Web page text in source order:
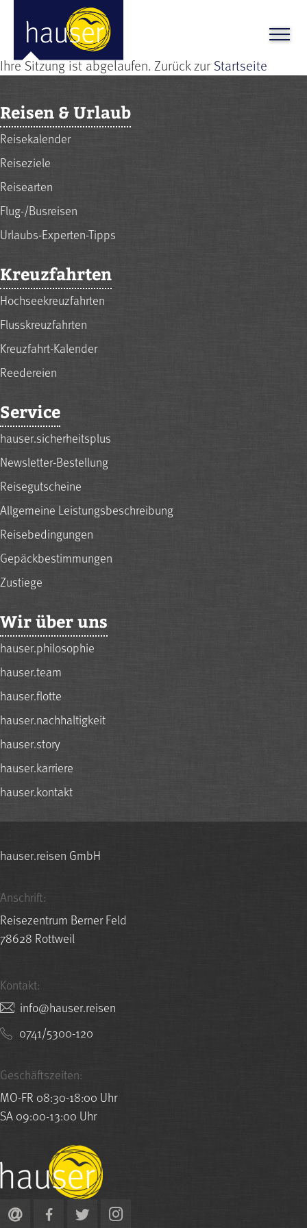
Ihre Sitzung ist abgelaufen. Zurück zur Startseite
Reisen & Urlaub
Reisekalender
Reiseziele
Reisearten
Flug-/Busreisen
Urlaubs-Experten-Tipps
Kreuzfahrten
Hochseekreuzfahrten
Flusskreuzfahrten
Kreuzfahrt-Kalender
Reedereien
Service
hauser.sicherheitsplus
Newsletter-Bestellung
Reisegutscheine
Allgemeine Leistungsbeschreibung
Reisebedingungen
Gepäckbestimmungen
Zustiege
Wir über uns
hauser.philosophie
hauser.team
hauser.flotte
hauser.nachhaltigkeit
hauser.story
hauser.karriere
hauser.kontakt
hauser.reisen GmbH
Anschrift:
Reisezentrum Berner Feld
78628 Rottweil
Kontakt:
nesier.resuah@ofni
0741/5300-120
Geschäftszeiten:
MO-FR 08:30-18:00 Uhr
SA 09:00-13:00 Uhr